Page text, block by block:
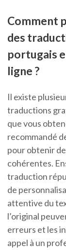
Comment
des
portugais
ligne ?
Il existe
traductions
que vous
recommandé
pour obtenir
cohérentes.
traduction
de
attentive du
l’original
erreurs et les
appel à un